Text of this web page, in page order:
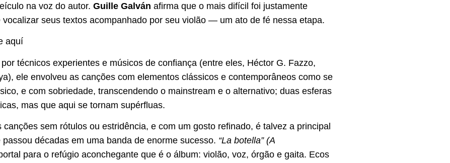
na voz do autor. Guille Galván afirma que o mais difícil foi justamente
seus textos acompanhado por seu violão — um ato de fé nessa etapa.
técnicos experientes e músicos de confiança (entre eles, Héctor G. Fazzo,
ele envolveu as canções com elementos clássicos e contemporâneos como se
e com sobriedade, transcendendo o mainstream e o alternativo; duas esferas
mas que aqui se tornam supérfluas.
sem rótulos ou estridência, e com um gosto refinado, é talvez a principal
décadas em uma banda de enorme sucesso. “La botella” (A
para o refúgio aconchegante que é o álbum: violão, voz, órgão e gaita. Ecos